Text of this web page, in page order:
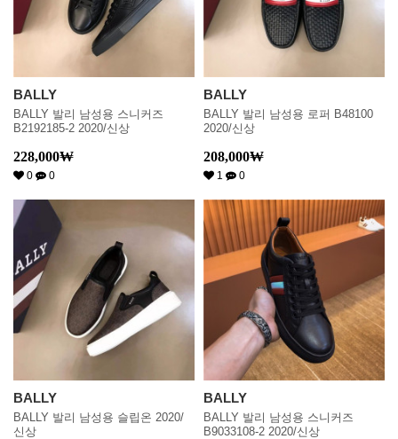
BALLY
BALLY 발리 남성용 스니커즈
B2192185-2 2020/신상
228,000₩
0 0
BALLY
BALLY 발리 남성용 로퍼 B48100
2020/신상
208,000₩
1 0
BALLY
BALLY 발리 남성용 슬립온 2020/
신상
BALLY
BALLY 발리 남성용 스니커즈
B9033108-2 2020/신상